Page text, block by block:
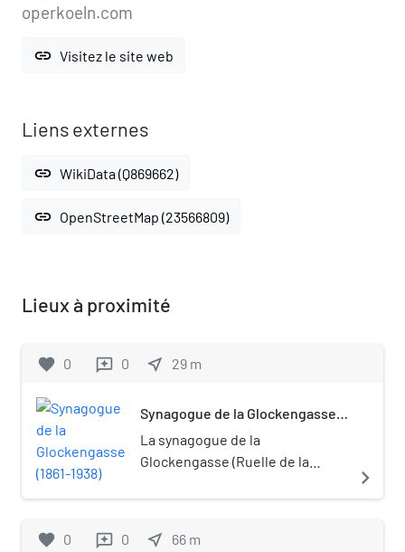
operkoeln.com
link Visitez le site web
Liens externes
link WikiData (Q869662)
link OpenStreetMap (23566809)
Lieux à proximité
favorite 0 reviews 0 near_me 29 m
Synagogue de la Glockengasse
La synagogue de la
Glockengasse (Ruelle de la
Guerre mondiale, l'une des deux
(Rhénanie prussienne en
navigate_next
favorite 0 reviews 0 near_me 66 m